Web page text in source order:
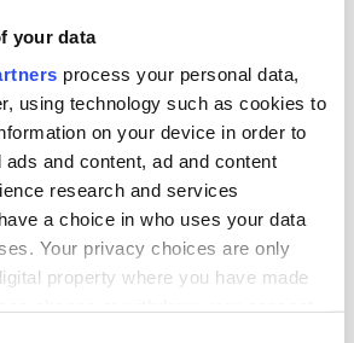
your data
process your personal data,
using technology such as cookies to
on your device in order to
and content, ad and content
research and services
a choice in who uses your data
Your privacy choices are only
property where you have made
i alla priser.